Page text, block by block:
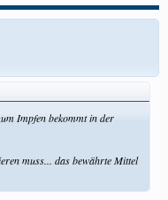
Impfen bekommt in der
muss... das bewährte Mittel